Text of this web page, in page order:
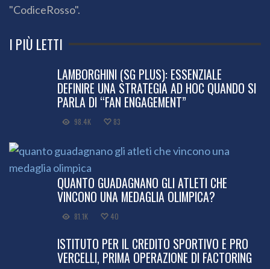
"CodiceRosso".
I PIÙ LETTI
LAMBORGHINI (SG PLUS): ESSENZIALE
DEFINIRE UNA STRATEGIA AD HOC QUANDO SI
PARLA DI “FAN ENGAGEMENT”
98.4K 83
QUANTO GUADAGNANO GLI ATLETI CHE
VINCONO UNA MEDAGLIA OLIMPICA?
81.1K 40
ISTITUTO PER IL CREDITO SPORTIVO E PRO
VERCELLI, PRIMA OPERAZIONE DI FACTORING